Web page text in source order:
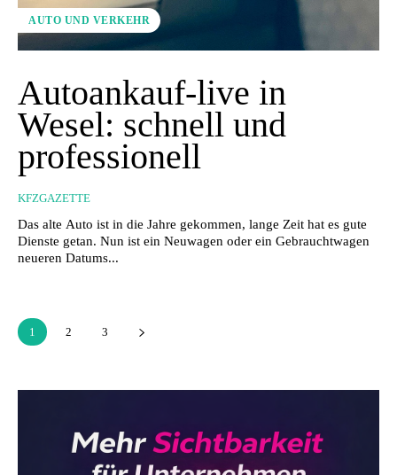
AUTO UND VERKEHR
Autoankauf-live in
Wesel: schnell und
professionell
KFZGAZETTE
Das alte Auto ist in die Jahre gekommen, lange Zeit hat es gute
Dienste getan. Nun ist ein Neuwagen oder ein Gebrauchtwagen
neueren Datums...
1 2 3